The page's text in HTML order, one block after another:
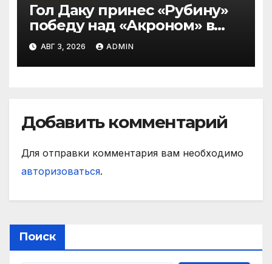
Гол Даку принес «Рубину»
победу над «Акроном» в
матче РПЛ
АВГ 3, 2026 ADMIN
Добавить комментарий
Для отправки комментария вам необходимо
авторизоваться.
Поиск